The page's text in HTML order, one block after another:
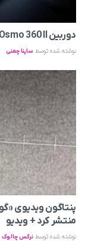
دوربین DJI Osmo 360 II معرفی می‌ شود
نوشته شده توسط ساینا چمنی
پنتاگون ویدیوی
منتشر کرد + ویدیو
نوشته شده توسط نرگس چالوک